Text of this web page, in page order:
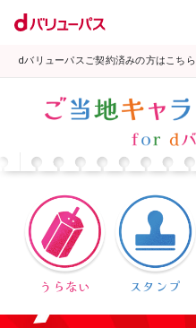
dバリューパスご契約済みの方はこちら
うらない スタンプ